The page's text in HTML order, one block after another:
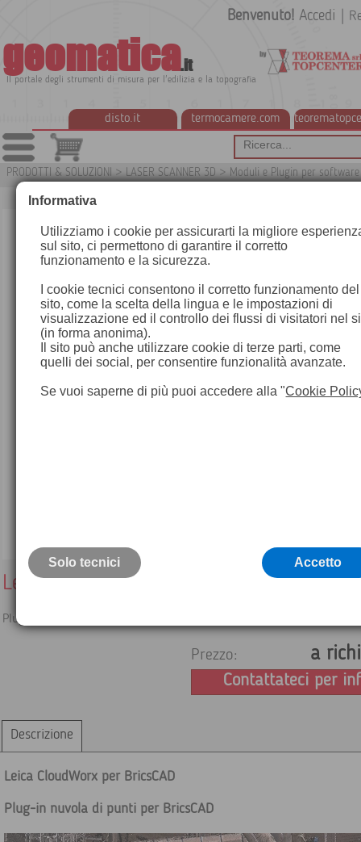
geomatica.it
Il portale degli strumenti di misura per l'edilizia e la topografia
disto.it termocamere.com
Benvenuto! Accedi
PRODOTTI & SOLUZIONI > LASER SCANNER 3D > Moduli e Plugin per software
Leica CloudWorx per BricsCAD
Plug-in nuvola di punti per BricsCAD
Prezzo: a
Contattateci per
Descrizione
Leica CloudWorx per BricsCAD
Plug-in nuvola di punti per BricsCAD
Informativa
Utilizziamo i cookie per assicurarti la migliore
sul sito, ci permettono di garantire il corretto
funzionamento e la sicurezza.
I cookie tecnici consentono il corretto funzionamento del
sito, come la scelta della lingua e le impostazioni di
visualizzazione ed il controllo dei flussi di visitatori nel
(in forma anonima).
Il sito può anche utilizzare cookie di terze parti, come
quelli dei social, per consentire funzionalità avanzate.
Se vuoi saperne di più puoi accedere alla "Cookie
Solo tecnici Accetto